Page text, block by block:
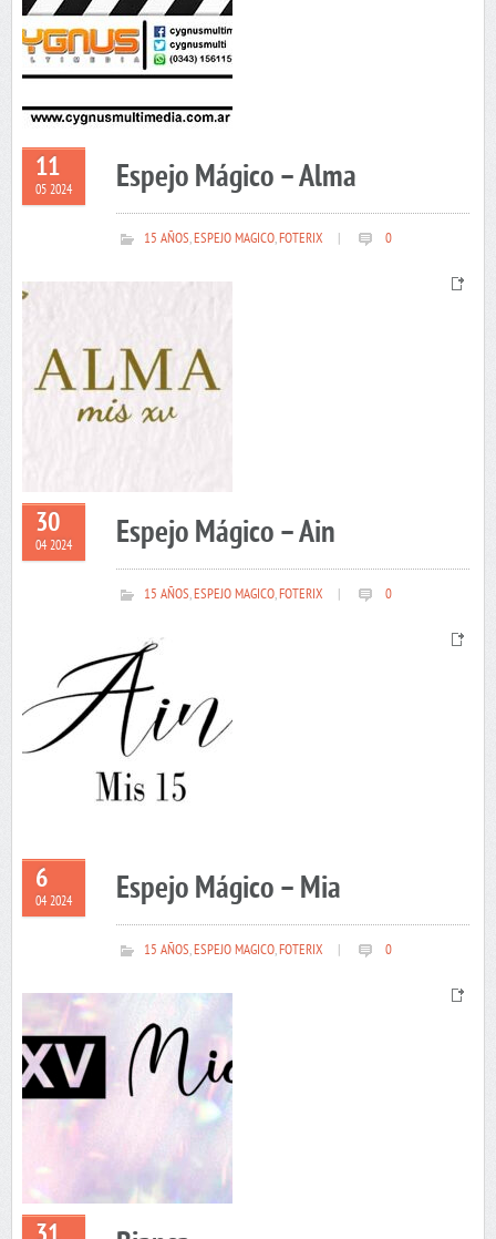
11
05 2024 Espejo Mágico – Alma
15 AÑOS,ESPEJO MAGICO,FOTERIX 0
30
04 2024 Espejo Mágico – Ain
15 AÑOS,ESPEJO MAGICO,FOTERIX 0
6
04 2024 Espejo Mágico – Mia
15 AÑOS,ESPEJO MAGICO,FOTERIX 0